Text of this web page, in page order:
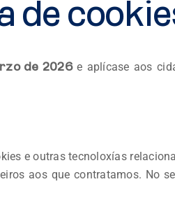
de
de 2026e aplícase aos
e outras tecnoloxías
aos que contratamos. No